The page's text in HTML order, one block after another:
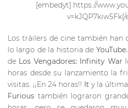
[embedyt] https://
Los tráilers de cine también han
lo largo de la historia de YouTube.
de Los Vengadores: Infinity War
horas desde su lanzamiento la
visitas. ¡¡En 24 horas!! It y la
Furious también lograron